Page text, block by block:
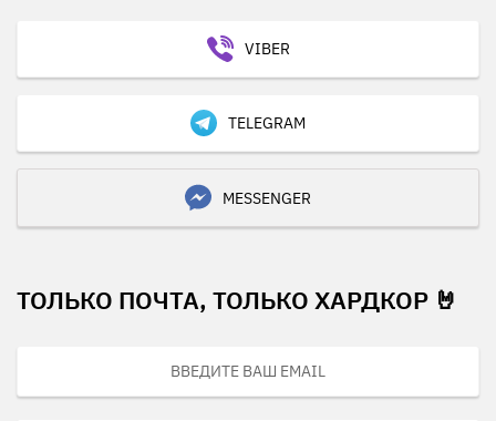
VIBER
TELEGRAM
MESSENGER
ТОЛЬКО ПОЧТА, ТОЛЬКО ХАРДКОР 🤘